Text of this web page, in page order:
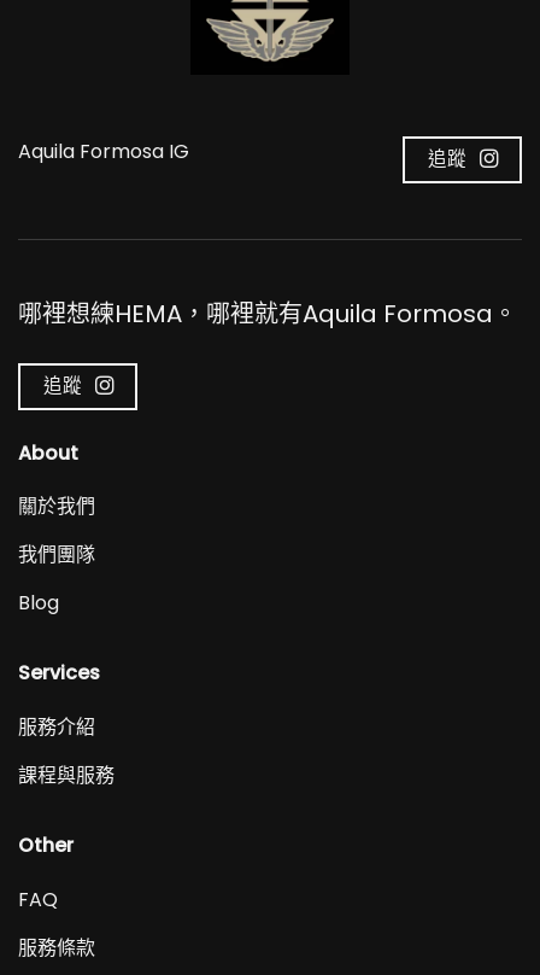
Aquila Formosa IG 追蹤
哪裡想練HEMA，哪裡就有Aquila Formosa。
追蹤
About
關於我們
我們團隊
Blog
Services
服務介紹
課程與服務
Other
FAQ
服務條款